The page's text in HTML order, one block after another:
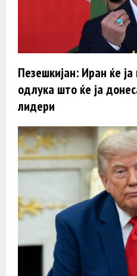
Пезешкијан: Иран ќе
одлука што ќе ја
лидери